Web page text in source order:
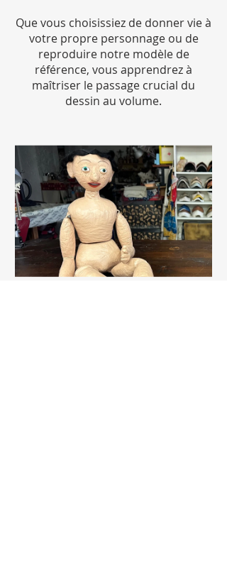
Que vous choisissiez de donner vie à
votre propre personnage ou de
reproduire notre modèle de
référence, vous apprendrez à
maîtriser le passage crucial du
dessin au volume.